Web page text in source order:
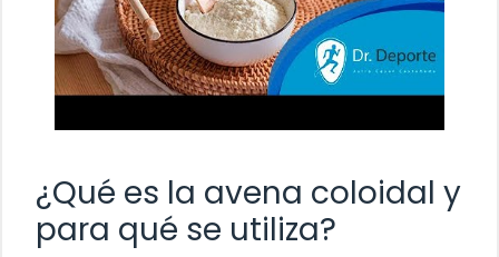
¿Qué es la avena coloidal y
para qué se utiliza?